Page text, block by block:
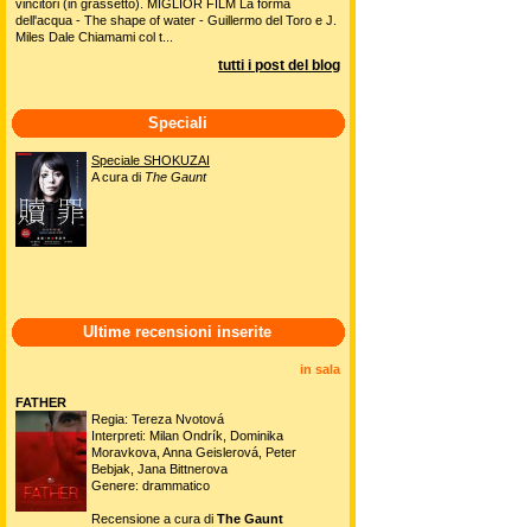
vincitori (in grassetto). MIGLIOR FILM La forma
dell'acqua - The shape of water - Guillermo del Toro e J.
Miles Dale Chiamami col t...
tutti i post del blog
Speciali
Speciale SHOKUZAI
A cura di The Gaunt
Ultime recensioni inserite
in sala
FATHER
Regia: Tereza Nvotová
Interpreti: Milan Ondrík, Dominika
Moravkova, Anna Geislerová, Peter
Bebjak, Jana Bittnerova
Genere: drammatico
Recensione a cura di The Gaunt